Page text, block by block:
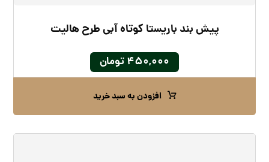
پیش بند باریستا کوتاه آبی طرح هالیت
۴۵۰,۰۰۰تومان
افزودن به سبد خرید